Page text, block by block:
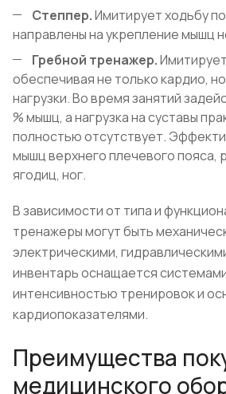
Степпер.Имитирует ходьбу
направлены на укрепление мышц
Гребной тренажер.
обеспечивая не только кардио,
нагрузки. Во время занятий
% мышц, а нагрузка на суставы
полностью отсутствует.
мышц верхнего плечевого пояса,
ягодиц, ног.
В зависимости от типа и
тренажеры могут быть
электрическими,
инвентарь оснащается
интенсивностью тренировок и
кардиопоказателями.
Преимущества
медицинского